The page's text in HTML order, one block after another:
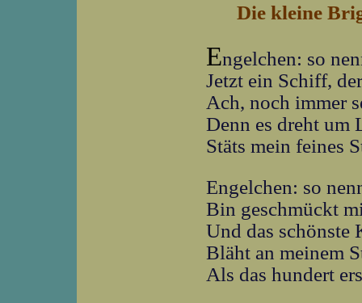
Die kleine
Engelchen: so
Jetzt ein Schiff,
Ach, noch immer
Denn es dreht um
Stäts mein feines
Engelchen: so
Bin geschmückt
Und das schönste
Bläht an meinem
Als das hundert